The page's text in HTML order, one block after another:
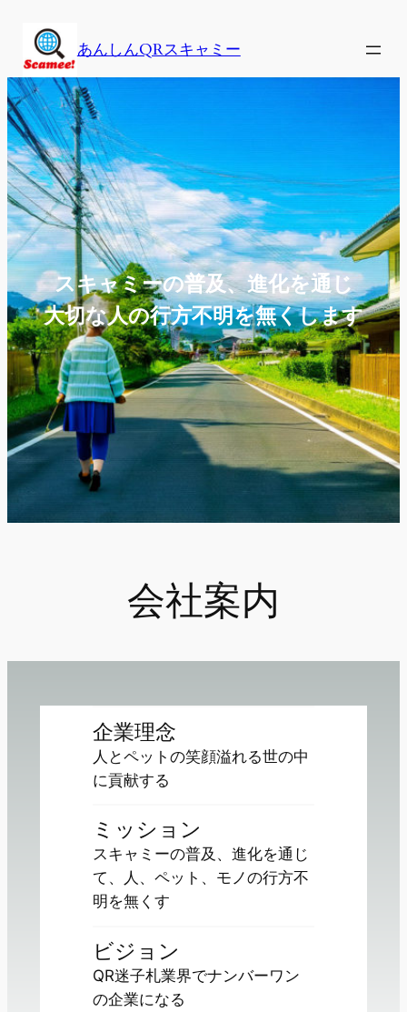
ス
キ
ッ
プ
あんしんQRスキャミー
スキャミーの普及、進化を通じ
大切な人の行方不明を無くします
会社案内
企業理念
人とペットの笑顔溢れる世の中
に貢献する
ミッション
スキャミーの普及、進化を通じ
て、人、ペット、モノの行方不
明を無くす
ビジョン
QR迷子札業界でナンバーワン
の企業になる